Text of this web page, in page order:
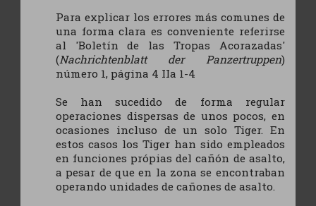
Para explicar los errores más comunes de
una forma clara es conveniente referirse
al 'Boletín de las Tropas Acorazadas'
(Nachrichtenblatt der Panzertruppen)
número 1, página 4 IIa 1-4
Se han sucedido de forma regular
operaciones dispersas de unos pocos, en
ocasiones incluso de un solo Tiger. En
estos casos los Tiger han sido empleados
en funciones própias del cañón de asalto,
a pesar de que en la zona se encontraban
operando unidades de cañones de asalto.